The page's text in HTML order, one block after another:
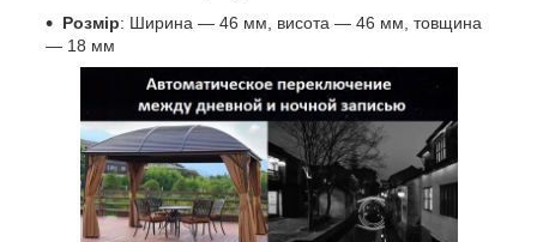
Розмір: Ширина — 46 мм, висота — 46 мм, товщина
— 18 мм